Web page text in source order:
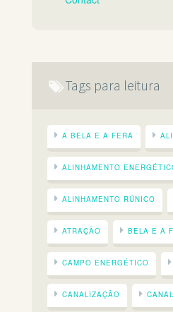
Tags para leitura
A BELA E A FERA
ALINHAMENTO
ALINHAMENTO RÚNICO
ATRAÇÃO BELA E A
CAMPO ENERGÉTICO
CANALIZAÇÃO